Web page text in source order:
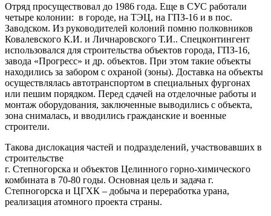
Отряд просуществовал до 1986 года. Еще в СУС работали
четыре колонии: в городе, на ТЭЦ, на ГПЗ-16 и в пос.
Заводском. Из руководителей колоний помню полковников
Ковалевского К.И. и Личнаровского Т.И.. Спецконтингент
использовался для строительства объектов города, ГПЗ-16,
завода «Прогресс» и др. объектов. При этом такие объекты
находились за забором с охраной (зоны). Доставка на объекты
осуществлялась автотранспортом в специальных фургонах
или пешим порядком. Перед сдачей на отделочные работы и
монтаж оборудования, заключенные выводились с объекта,
зона снималась, и вводились гражданские и военные
строители.
Такова дислокация частей и подразделений, участвовавших в
строительстве
г. Степногорска и объектов Целинного горно-химического
комбината в 70-80 годы. Основная цель и задача г.
Степногорска и ЦГХК – добыча и переработка урана,
реализация атомного проекта страны.